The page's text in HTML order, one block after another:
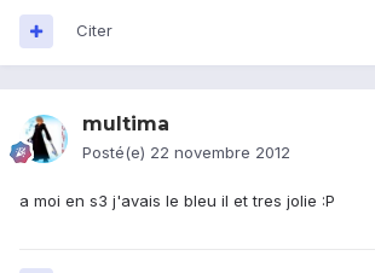
Citer
multima
Posté(e) 22 novembre 2012
a moi en s3 j'avais le bleu il et tres jolie :P